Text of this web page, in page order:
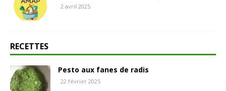
2 avril 2025
RECETTES
Pesto aux fanes de radis
22 février 2025